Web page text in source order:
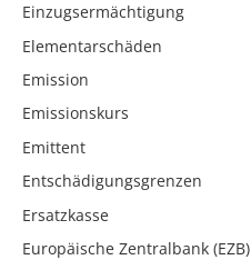
Einzugsermächtigung
Elementarschäden
Emission
Emissionskurs
Emittent
Entschädigungsgrenzen
Ersatzkasse
Europäische Zentralbank (EZB)